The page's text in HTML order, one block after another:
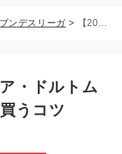
ブンデスリーガ > 【2023年最新版】ボルシア・ドルトムントのチケットを定価で買うコツ
・ドルトム
うコツ